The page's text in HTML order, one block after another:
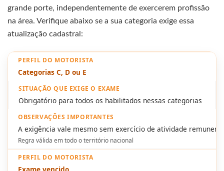
grande porte, independentemente de exercerem profissão
na área. Verifique abaixo se a sua categoria exige essa
atualização cadastral:
Categorias C, D ou E
Obrigatório para todos os habilitados nessas categorias
A exigência vale mesmo sem exercício de atividade
Regra válida em todo o território nacional